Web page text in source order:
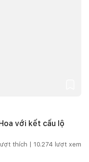
với kết cấu lộ
lượt thích | 10.274 lượt xem